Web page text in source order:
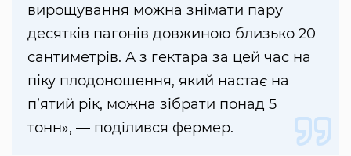
вирощування можна знімати пару
десятків пагонів довжиною близько 20
сантиметрів. А з гектара за цей час на
піку плодоношення, який настає на
п’ятий рік, можна зібрати понад 5
тонн», — поділився фермер.